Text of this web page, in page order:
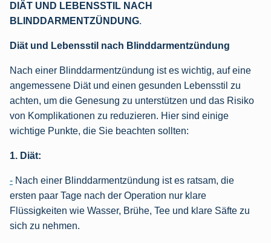
DIÄT UND LEBENSSTIL NACH
BLINDDARMENTZÜNDUNG.
Diät und Lebensstil nach Blinddarmentzündung
Nach einer Blinddarmentzündung ist es wichtig, auf eine
angemessene Diät und einen gesunden Lebensstil zu
achten, um die Genesung zu unterstützen und das Risiko
von Komplikationen zu reduzieren. Hier sind einige
wichtige Punkte, die Sie beachten sollten:
1. Diät:
- Nach einer Blinddarmentzündung ist es ratsam, die
ersten paar Tage nach der Operation nur klare
Flüssigkeiten wie Wasser, Brühe, Tee und klare Säfte zu
sich zu nehmen.